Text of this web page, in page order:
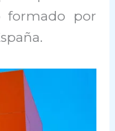
formado por